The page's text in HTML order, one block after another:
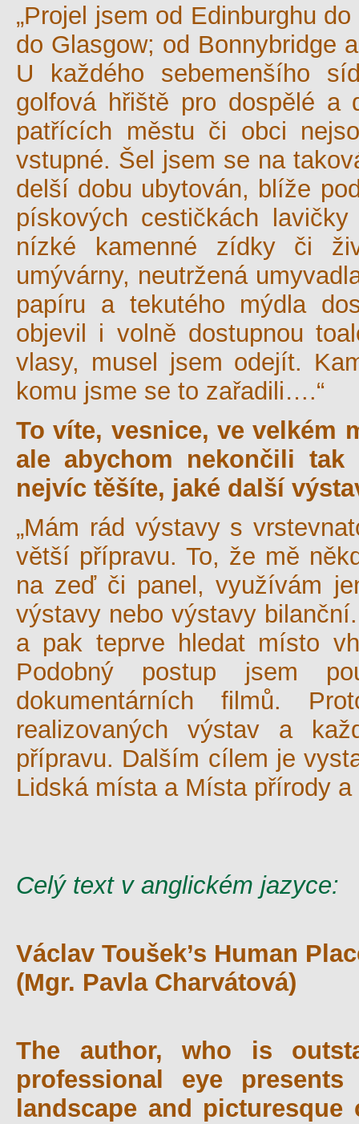
„Projel jsem od Edinburghu
do Glasgow; od Bonnybridge
U každého sebemenšího
golfová hřiště pro dospělé a
patřících městu či obci
vstupné. Šel jsem se na
delší dobu ubytován, blíže
pískových cestičkách
nízké kamenné zídky či
umývárny, neutržená
papíru a tekutého mýdla
objevil i volně dostupnou
vlasy, musel jsem odejít.
komu jsme se to zařadili….“
To víte, vesnice, ve velkém
ale abychom nekončili
nejvíc těšíte, jaké další
„Mám rád výstavy s
větší přípravu. To, že mě
na zeď či panel, využívám
výstavy nebo výstavy
a pak teprve hledat místo
Podobný postup jsem
dokumentárních filmů.
realizovaných výstav a
přípravu. Dalším cílem je
Lidská místa a Místa přírody
Celý text v anglickém jazyce:
Václav Toušek’s Human
(Mgr. Pavla Charvátová)
The author, who is
professional eye
landscape and